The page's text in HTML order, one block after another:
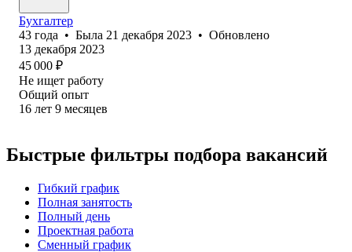
Бухгалтер
43 года • Была 21 декабря 2023 • Обновлено
13 декабря 2023
45 000 ₽
Не ищет работу
Общий опыт
16 лет 9 месяцев
Быстрые фильтры подбора вакансий
Гибкий график
Полная занятость
Полный день
Проектная работа
Сменный график